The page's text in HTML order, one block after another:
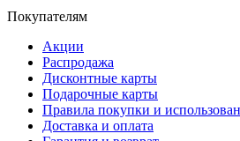
Покупателям
Акции
Распродажа
Дисконтные карты
Подарочные карты
Правила покупки и
Доставка и оплата